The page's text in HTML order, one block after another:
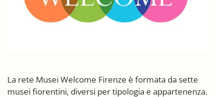
La rete Musei Welcome Firenze è formata da sette
musei fiorentini, diversi per tipologia e appartenenza.